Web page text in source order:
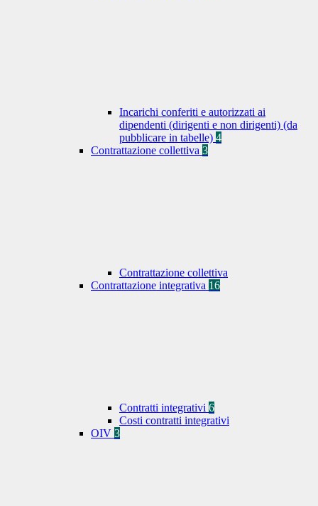
Incarichi conferiti e autorizzati ai
dipendenti (dirigenti e non dirigenti) (da
pubblicare in tabelle) 4
Contrattazione collettiva 3
Contrattazione collettiva
Contrattazione integrativa 16
Contratti integrativi 6
Costi contratti integrativi
OIV 3